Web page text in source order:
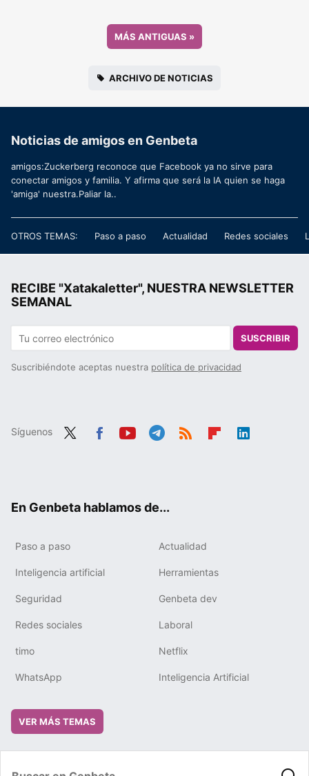
MÁS ANTIGUAS »
ARCHIVO DE NOTICIAS
Noticias de amigos en Genbeta
amigos:Zuckerberg reconoce que Facebook ya no sirve para
conectar amigos y familia. Y afirma que será la IA quien se haga
'amiga' nuestra.Paliar la..
OTROS TEMAS: Paso a paso Actualidad Redes sociales
RECIBE "Xatakaletter", NUESTRA NEWSLETTER
SEMANAL
SUSCRIBIR
Suscribiéndote aceptas nuestra política de privacidad
Síguenos
En Genbeta hablamos de...
Paso a paso Actualidad
Inteligencia artificial Herramientas
Seguridad Genbeta dev
Redes sociales Laboral
timo Netflix
WhatsApp Inteligencia Artificial
VER MÁS TEMAS